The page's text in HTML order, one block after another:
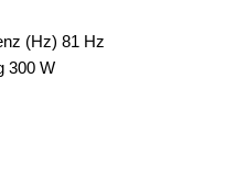
(Hz) 81 Hz
300 W